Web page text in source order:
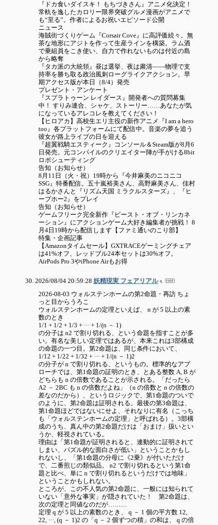
『ドカ食いダイスキ！ もちづきさん』アニメ化決定！
常軌を逸したカロリー限界突破グルメ漫画がアニメで
も“至る”。作者によるお祝いエピソード公開
ニュース
海賊街づくりゲーム『Corsair Cove』に高評価続々。無
茶な地形にアジトを作って生産ラインを構築。ラム酒
で乗組員をこき使い、自力で作れないものは付近の島
から略奪
『タカ派の大統領』昼は選挙、夜は粛清――物理で支
持率を勝ち取る政治風刺ローグライクアクション。早
期アクセス版が本日（8/4）発売
プレゼント・アンケート
『スプラトゥーン レイダース』開発者への質問募集
中！ すりみ連合、シャケ、ストーリー……あなたが気
になっているアレコレを教えてください！
【ヒロアカ】高校生エリ主役の新作アニメ『I am a hero
too』各プラットフォームにて配信中。音楽の夢を追う
彼女が路上ライブの日を迎える
『超翼戦騎エスティーク』コンソール＆Steam版が8月6
日発売。元コンパイルのクリエイター陣が手がける8bit
ロボシューティング
告知（お知らせ）
8月11日（火・祝）19時から『今井麻美のニコニコ
SSG』特番配信。五十嵐裕美さん、高野麻美さん、佳村
はるかさんと『リズム天国 ミラクルスターズ』、『ヒ
ーブホー2』をプレイ
告知（お知らせ）
ゲームフリーク完全新作『ビースト・オブ・リンカネ
ーション』にアクションゲーム大好き編集者が挑戦！ 8
月4日19時から配信します【ファミ通いのこり部】
特集・企画記事
【Amazonタイムセール】GXTRACEゲーミングチェア
は41%オフ、レッドブル24本セットは30%オフ。
AirPods Pro 3やiPhone Airもお得
2026/08/04 20:59:28 妖精現実 フェアリアル
2026-08-03 ウォルステンホームの第2命題・再訪 ちょ
っと目からうろこ
ウォルステンホームの定理といえば、 n が 5 以上の素
数のとき
1/1 + 1/2 + 1/3 + ··· + 1/(n － 1)
の分子は n2 で割り切れる、という命題を指すことが多
い。有名な美しい定理ではあるが、本来これは3部構成
の命題の一つ目。第2命題は、同じ条件において、
1/12 + 1/22 + 1/32 + ··· + 1/(n － 1)2
の分子が n で割り切れる、というもの。標準的なアプ
ローチでは、第1命題の証明のとき、とある整数 A, B が
どちらも n の倍数であることが示される。「だったら
A2 － 2BC も n の倍数だよね」（n の倍数と n の倍数の
差なのだから）、というロジックで、第1命題のついで
のように、第2命題は証明される。最後の第3命題は、
第1命題ほどではないにせよ、それなりに有名（こっち
も「ウォルステンホームの定理」と呼ばれる）。3部構
成のうち、真ん中の第2命題だけは「おまけ」扱いとい
うか、軽視されている。
理由は「第1命題が証明されると、連動的に証明されて
しまい、パズル的な面白さが低い」ということかもし
れないし、「第1命題の分母に《2乗》が付いただけ
で、二番煎じの類似品。 n2 で割り切れるという第1命
題と比べ、単に n で割り切れるというだけでは地味」
ということかもしれない。
ところが、この不人気の第2命題に、一般には知られて
いない「意外な事実」が隠されていた！ 第2命題は、
次の定理と同値なのだが………
定理 q が 5 以上の素数のとき、 q － 1 個の平方数 12,
22, ···, (q － 1)2 の「q － 2 個ずつの積」の和は、 q の倍